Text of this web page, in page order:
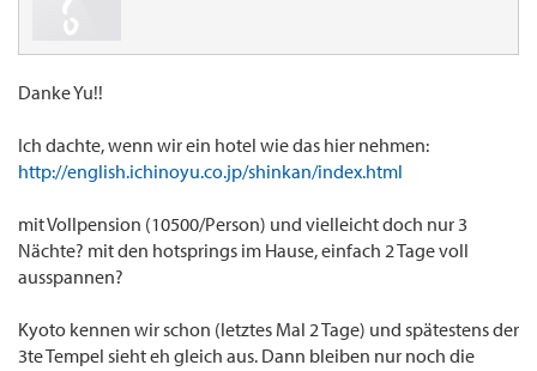
Danke Yu!!
Ich dachte, wenn wir ein hotel wie das hier nehmen:
http://english.ichinoyu.co.jp/shinkan/index.html
mit Vollpension (10500/Person) und vielleicht doch nur 3
Nächte? mit den hotsprings im Hause, einfach 2 Tage voll
ausspannen?
Kyoto kennen wir schon (letztes Mal 2 Tage) und spätestens der
3te Tempel sieht eh gleich aus. Dann bleiben nur noch die